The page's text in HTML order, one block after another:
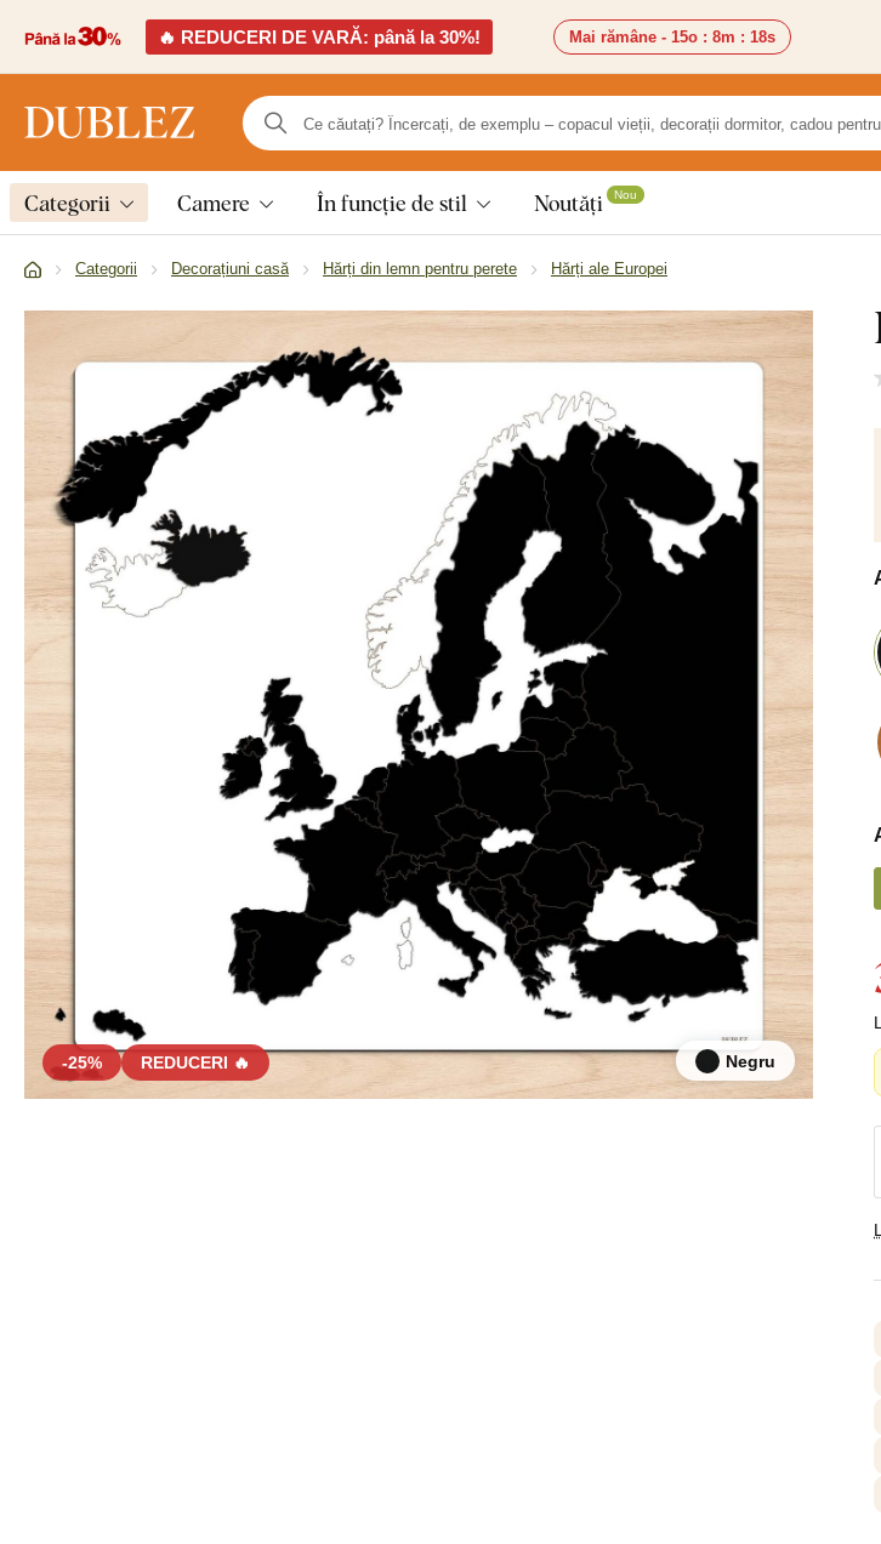
🔥 REDUCERI DE VARĂ: până la 30%! Mai rămâne - 15o : 8m : 16s
Categorii Camere În funcție de stil Noutăți Nou
Categorii Decorațiuni casă Hărți din lemn pentru perete Hărți ale Europei
-25% REDUCERI 🔥 Negru